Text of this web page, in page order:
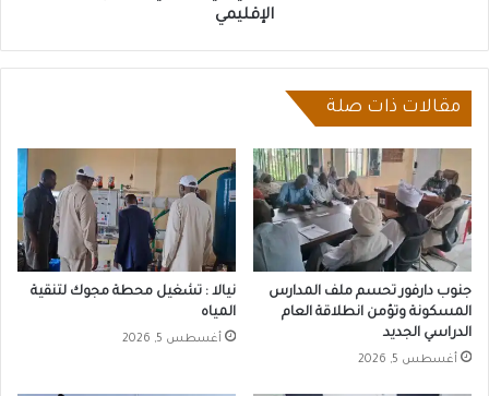
الإقليمي
مقالات ذات صلة
جنوب دارفور تحسم ملف المدارس
المسكونة وتؤمن انطلاقة العام
الدراسي الجديد
أغسطس 5, 2026
نيالا : تشغيل محطة مجوك لتنقية
المياه
أغسطس 5, 2026